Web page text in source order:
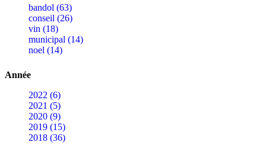
bandol (63)
conseil (26)
vin (18)
municipal (14)
noel (14)
Année
2022 (6)
2021 (5)
2020 (9)
2019 (15)
2018 (36)